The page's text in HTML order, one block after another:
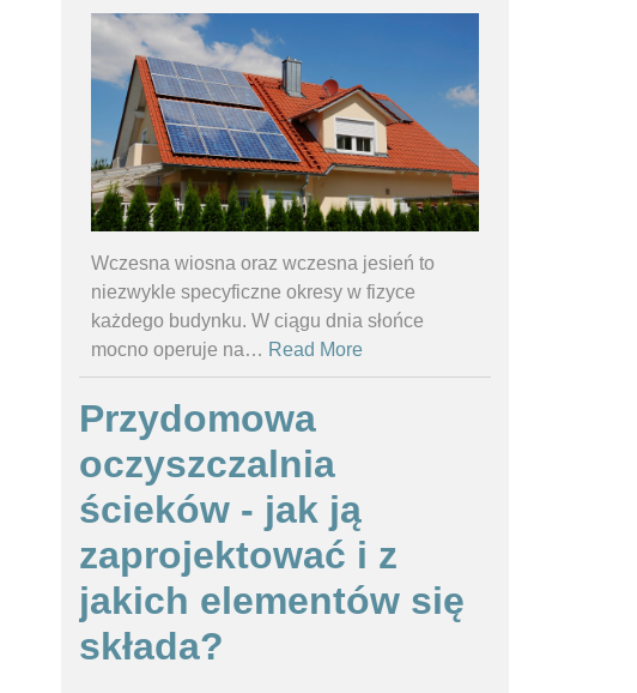
Wczesna wiosna oraz wczesna jesień to
niezwykle specyficzne okresy w fizyce
każdego budynku. W ciągu dnia słońce
mocno operuje na… Read More
Przydomowa
oczyszczalnia
ścieków - jak ją
zaprojektować i z
jakich elementów się
składa?